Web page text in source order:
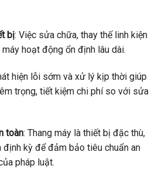
bị: Việc sửa chữa, thay thế linh kiện
hoạt động ổn định lâu dài.
hiện lỗi sớm và xử lý kịp thời giúp
trọng, tiết kiệm chi phí so với sửa
toàn: Thang máy là thiết bị đặc thù,
kỳ để đảm bảo tiêu chuẩn an
pháp luật.